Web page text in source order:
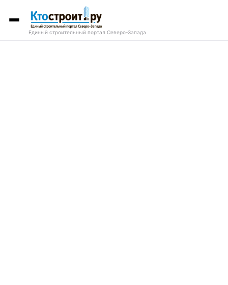
Единый строительный портал Северо-Запада